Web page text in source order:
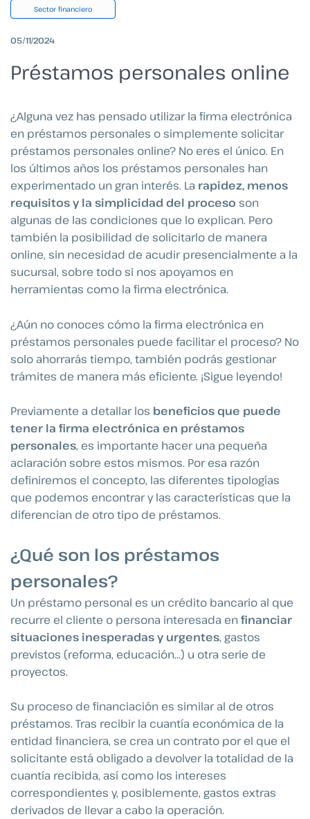
Sector financiero
05/11/2024
Préstamos personales online
¿Alguna vez has pensado utilizar la firma electrónica
en préstamos personales o simplemente solicitar
préstamos personales online? No eres el único. En
los últimos años los préstamos personales han
experimentado un gran interés. La rapidez, menos
requisitos y la simplicidad del proceso son
algunas de las condiciones que lo explican. Pero
también la posibilidad de solicitarlo de manera
online, sin necesidad de acudir presencialmente a la
sucursal, sobre todo si nos apoyamos en
herramientas como la firma electrónica.
¿Aún no conoces cómo la firma electrónica en
préstamos personales puede facilitar el proceso? No
solo ahorrarás tiempo, también podrás gestionar
trámites de manera más eficiente. ¡Sigue leyendo!
Previamente a detallar los beneficios que puede
tener la firma electrónica en préstamos
personales, es importante hacer una pequeña
aclaración sobre estos mismos. Por esa razón
definiremos el concepto, las diferentes tipologías
que podemos encontrar y las características que la
diferencian de otro tipo de préstamos.
¿Qué son los préstamos
personales?
Un préstamo personal es un crédito bancario al que
recurre el cliente o persona interesada enfinanciar
situaciones inesperadas y urgentes, gastos
previstos (reforma, educación…) u otra serie de
proyectos.
Su proceso de financiación es similar al de otros
préstamos. Tras recibir la cuantía económica de la
entidad financiera, se crea un contrato por el que el
solicitante está obligado a devolver la totalidad de la
cuantía recibida, así como los intereses
correspondientes y, posiblemente, gastos extras
derivados de llevar a cabo la operación.